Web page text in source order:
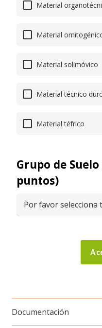
Material
Material
Material solimóvico
Material técnico
Material téfrico
Grupo de
puntos)
Documentación